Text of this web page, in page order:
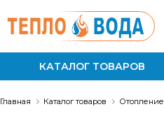
КАТАЛОГ ТОВАРОВ
Главная Каталог товаров Отопление